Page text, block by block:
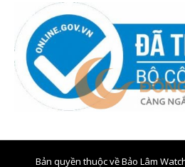
Bản quyền thuộc về Bảo Lâm